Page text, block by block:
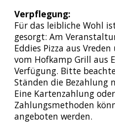
Verpflegung:
Für das leibliche Wohl
gesorgt: Am
Eddies Pizza aus
vom Hofkamp Grill aus
Verfügung. Bitte
Ständen die Bezahlung
Eine Kartenzahlung
Zahlungsmethoden
angeboten werden.